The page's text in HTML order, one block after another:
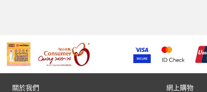
關於我們 網上購物